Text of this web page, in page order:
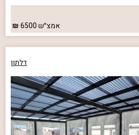
אמצ״ש6500
דלתון